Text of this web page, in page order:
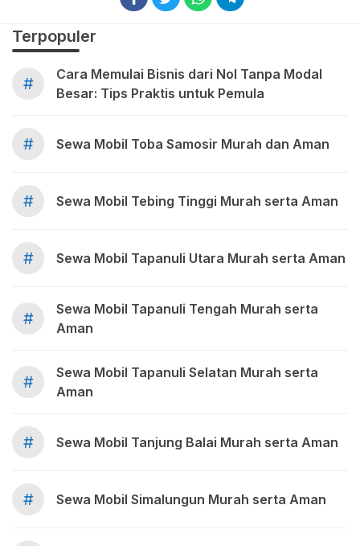
Terpopuler
#
Cara Memulai Bisnis dari Nol Tanpa Modal
Besar: Tips Praktis untuk Pemula
# Sewa Mobil Toba Samosir Murah dan Aman
# Sewa Mobil Tebing Tinggi Murah serta Aman
# Sewa Mobil Tapanuli Utara Murah serta Aman
#
Sewa Mobil Tapanuli Tengah Murah serta
Aman
#
Sewa Mobil Tapanuli Selatan Murah serta
Aman
# Sewa Mobil Tanjung Balai Murah serta Aman
# Sewa Mobil Simalungun Murah serta Aman